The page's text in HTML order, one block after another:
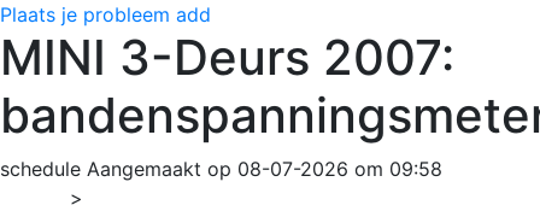
Plaats je probleem add
MINI 3-Deurs 2007:
schedule Aangemaakt op 08-07-2026 om 09:58
>